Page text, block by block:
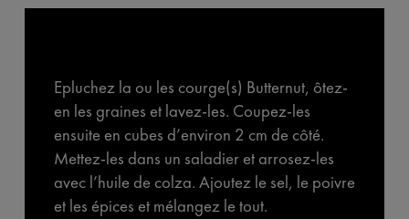
Epluchez la ou les courge(s) Butternut, ôtez-
en les graines et lavez-les. Coupez-les
ensuite en cubes d’environ 2 cm de côté.
Mettez-les dans un saladier et arrosez-les
avec l’huile de colza. Ajoutez le sel, le poivre
et les épices et mélangez le tout.